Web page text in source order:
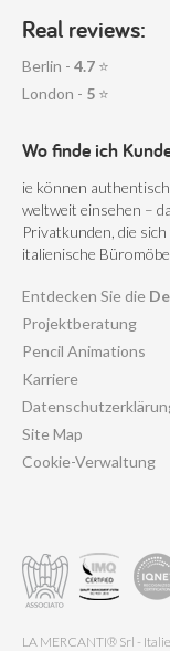
Real reviews:
Berlin - 4.7 ⭐
London - 5 ⭐
Wo finde ich
ie können
weltweit einsehen –
Privatkunden, die
italienische
Entdecken Sie die
Projektberatung
Pencil Animations
Karriere
Site Map
Cookie-Verwaltung
LA MERCANTI® Srl -